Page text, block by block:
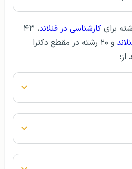
کارشناسی در فنلاند ، ۴۳
و ۲۰ رشته در مقطع دکترا
از: